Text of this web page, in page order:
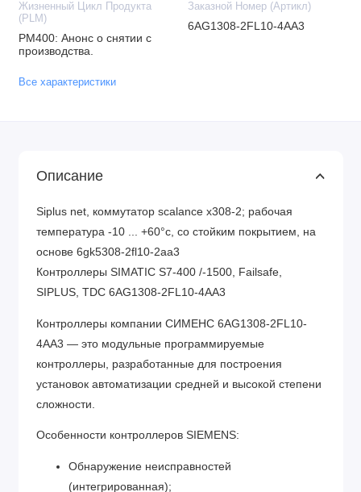
Жизненный Цикл Продукта
(PLM)
PM400: Анонс о снятии с
производства.
Заказной Номер (Артикл)
6AG1308-2FL10-4AA3
Все характеристики
Описание
Siplus net, коммутатор scalance x308-2; рабочая
температура -10 ... +60°c, со стойким покрытием, на
основе 6gk5308-2fl10-2aa3
Контроллеры SIMATIC S7-400 /-1500, Failsafe,
SIPLUS, TDC 6AG1308-2FL10-4AA3
Контроллеры компании СИМЕНС 6AG1308-2FL10-
4AA3 — это модульные программируемые
контроллеры, разработанные для построения
установок автоматизации средней и высокой степени
сложности.
Особенности контроллеров SIEMENS:
Обнаружение неисправностей
(интегрированная);